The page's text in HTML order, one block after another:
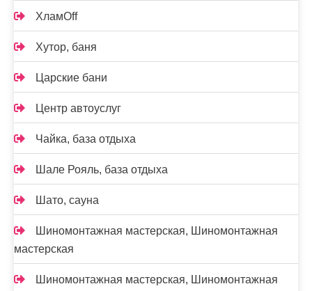
ХламOff
Хутор, баня
Царские бани
Центр автоуслуг
Чайка, база отдыха
Шале Рояль, база отдыха
Шато, сауна
Шиномонтажная мастерская, Шиномонтажная
мастерская
Шиномонтажная мастерская, Шиномонтажная